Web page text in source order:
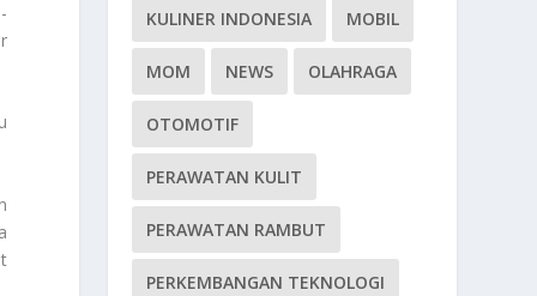
KULINER INDONESIA MOBIL
MOM NEWS OLAHRAGA
OTOMOTIF
PERAWATAN KULIT
PERAWATAN RAMBUT
PERKEMBANGAN TEKNOLOGI